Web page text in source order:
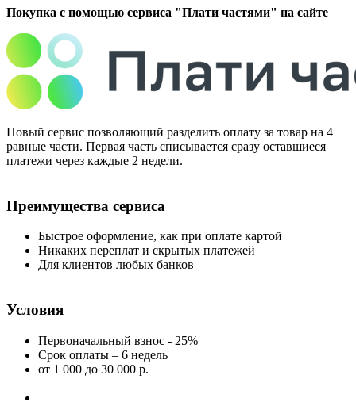
Покупка с помощью сервиса "Плати частями" на сайте
Новый сервис позволяющий разделить оплату за товар на 4
равные части. Первая часть списывается сразу оставшиеся
платежи через каждые 2 недели.
Преимущества сервиса
Быстрое оформление, как при оплате картой
Никаких переплат и скрытых платежей
Для клиентов любых банков
Условия
Первоначальный взнос - 25%
Срок оплаты – 6 недель
от 1 000 до 30 000 р.